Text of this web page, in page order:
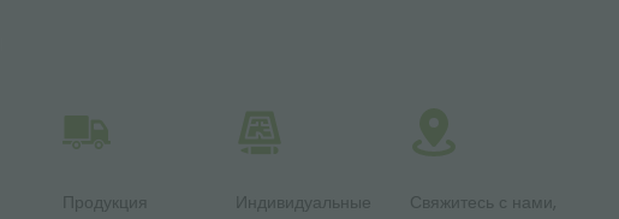
Продукция
Индивидуальные
Свяжитесь с нами,